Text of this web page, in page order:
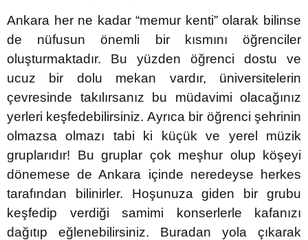
Ankara her ne kadar “memur kenti” olarak bilinse
de nüfusun önemli bir kısmını öğrenciler
oluşturmaktadır. Bu yüzden öğrenci dostu ve
ucuz bir dolu mekan vardır, üniversitelerin
çevresinde takılırsanız bu müdavimi olacağınız
yerleri keşfedebilirsiniz. Ayrıca bir öğrenci şehrinin
olmazsa olmazı tabi ki küçük ve yerel müzik
gruplarıdır! Bu gruplar çok meşhur olup köşeyi
dönemese de Ankara içinde neredeyse herkes
tarafından bilinirler. Hoşunuza giden bir grubu
keşfedip verdiği samimi konserlerle kafanızı
dağıtıp eğlenebilirsiniz. Buradan yola çıkarak